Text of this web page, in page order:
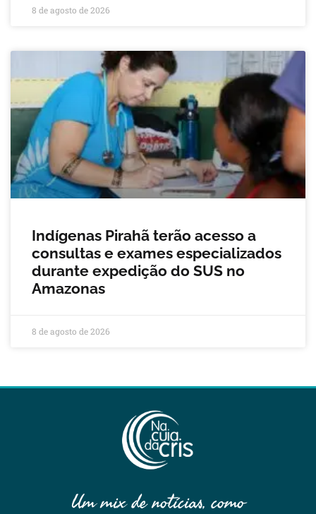
8 de agosto de 2026
Indígenas Pirahã terão acesso a
consultas e exames especializados
durante expedição do SUS no
Amazonas
8 de agosto de 2026
Um mix de notícias, como